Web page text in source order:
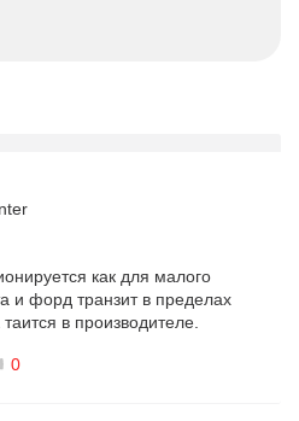
как для малого
и форд транзит в пределах
в производителе.
0